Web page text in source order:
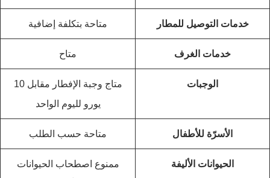
خدمات التوصيل للمطار متاحة بتكلفة إضافية
خدمات الغرف متاح
الوجبات
متاج وجبة الإفطار مقابل 10
يورو لليوم الواحد
الأسرّة للأطفال متاحة حسب الطلب
الحيوانات الأليفة
ممنوع اصطحاب الحيوانات